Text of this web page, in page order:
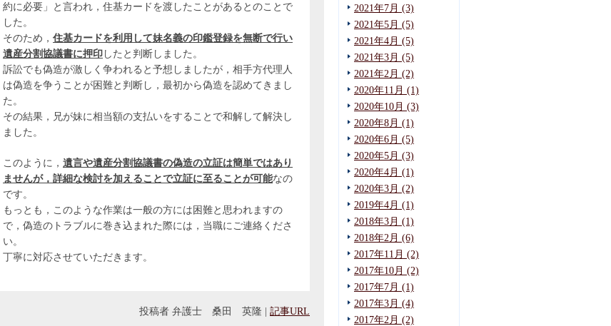
約に必要」と言われ，住基カードを渡したことがあるとのことで
した。
そのため， 住基カードを利用して妹名義の印鑑登録を無断で行い
遺産分割協議書に押印 したと判断しました。
訴訟でも偽造が激しく争われると予想しましたが，相手方代理人
は偽造を争うことが困難と判断し，最初から偽造を認めてきまし
た。
その結果，兄が妹に相当額の支払いをすることで和解して解決し
ました。
このように， 遺言や遺産分割協議書の偽造の立証は簡単ではあり
ませんが，詳細な検討を加えることで立証に至ることが可能なの
です。
もっとも，このような作業は一般の方には困難と思われますの
で，偽造のトラブルに巻き込まれた際には，当職にご連絡くださ
い。
丁寧に対応させていただきます。
投稿者 弁護士 桑田 英隆 記事URL
2021年7月 (3)
2021年5月 (5)
2021年4月 (5)
2021年3月 (5)
2021年2月 (2)
2020年11月 (1)
2020年10月 (3)
2020年8月 (1)
2020年6月 (5)
2020年5月 (3)
2020年4月 (1)
2020年3月 (2)
2019年4月 (1)
2018年3月 (1)
2018年2月 (6)
2017年11月 (2)
2017年10月 (2)
2017年7月 (1)
2017年3月 (4)
2017年2月 (2)